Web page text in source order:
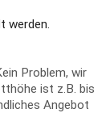
werden.
Problem, wir
ist z.B. bis
Angebot